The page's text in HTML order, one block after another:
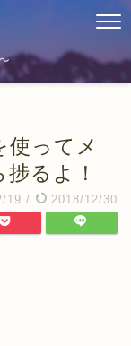
使ってメ
るよ！
19 / 2018/12/30